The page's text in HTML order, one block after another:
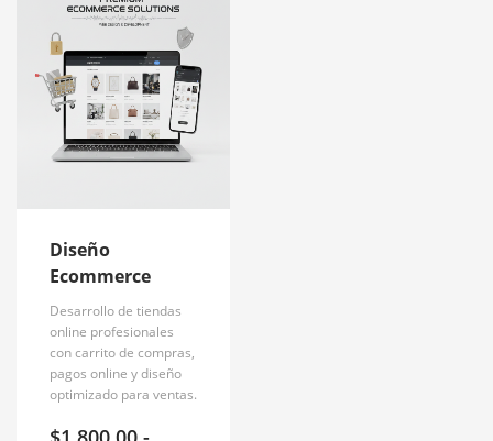
Diseño
Ecommerce
Desarrollo de tiendas
online profesionales
con carrito de compras,
pagos online y diseño
optimizado para ventas.